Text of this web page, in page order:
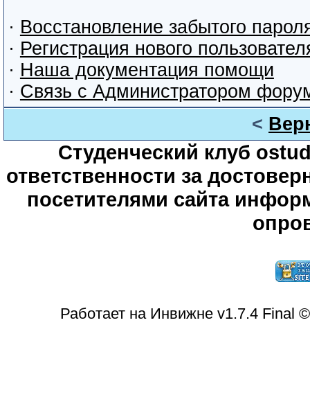
· Восстановление забытого
· Регистрация нового
· Наша документация помощи
· Связь с Администратором
<
Студенческий клуб
ответственности за
посетителями сайта
Работает на Инвижне v1.7.4 Final